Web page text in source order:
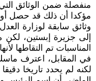
مؤكدا أن ذلك قد حصل
إلى جزيرة إبستين،
المناسبات تم التقاطها
لكنه لم يحدد تاريخا